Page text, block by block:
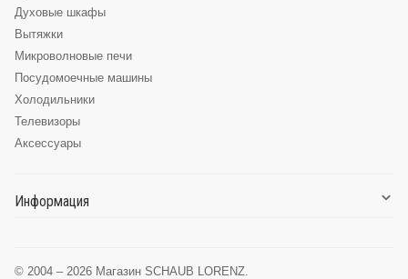
Духовые шкафы
Вытяжки
Микроволновые печи
Посудомоечные машины
Холодильники
Телевизоры
Аксессуары
Информация
Доставка и оплата
© 2004 – 2026 Магазин SCHAUB LORENZ.